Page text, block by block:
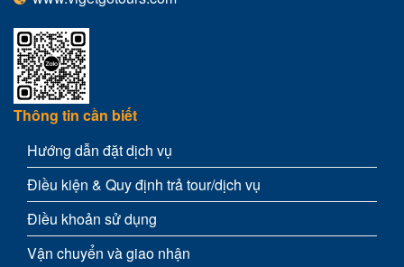
Thông tin cần biết
Hướng dẫn đặt dịch vụ
Điều kiện & Quy định trả tour/dịch vụ
Điều khoản sử dụng
Vận chuyển và giao nhận